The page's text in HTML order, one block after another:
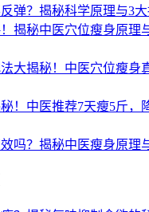
弹？揭秘科学原理与3
揭秘中医穴位瘦身原理
大揭秘！中医穴位瘦身
！中医推荐7天瘦5斤，
吗？揭秘中医瘦身原理